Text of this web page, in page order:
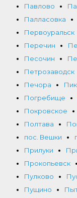
Павлово
Палласовка
Первоуральск
Перечин
Песочин
Петрозаводск
Печора
Погребище
Покровское
Полтава
пос. Вешки
Прилуки
Прокопьевск
Пулково
Пущино